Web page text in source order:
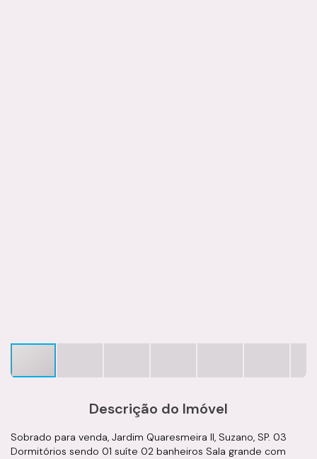
Descrição do Imóvel
Sobrado para venda, Jardim Quaresmeira II, Suzano, SP. 03
Dormitórios sendo 01 suíte 02 banheiros Sala grande com